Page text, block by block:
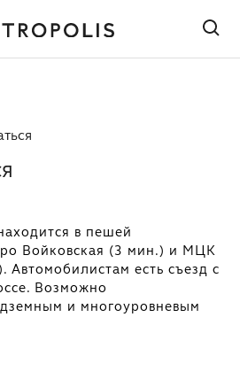
в пешей
Войковская (3 мин.) и МЦК
Автомобилистам есть съезд с
Возможно
и многоуровневым